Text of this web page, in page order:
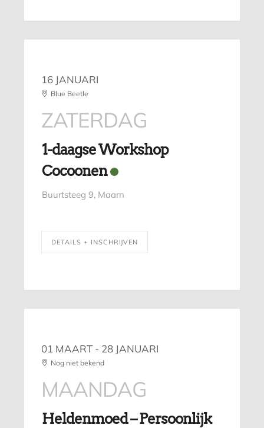
16 JANUARI
Blue Beetle
ZATERDAG
1-daagse Workshop
Cocoonen
Buurtsteeg 9, Maarn
DETAILS + INSCHRIJVEN
01 MAART - 28 JANUARI
Nog niet bekend
MAANDAG
Heldenmoed – Persoonlijk